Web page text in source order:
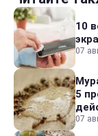
10
07
5
07